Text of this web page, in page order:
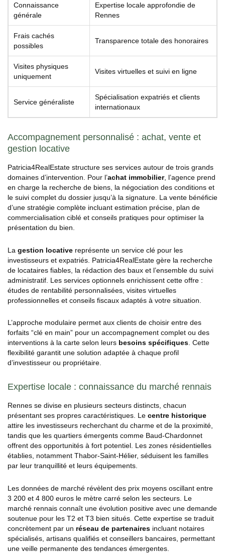
Connaissance
générale
Expertise locale approfondie de
Rennes
Frais cachés
possibles
Transparence totale des honoraires
Visites physiques
uniquement
Visites virtuelles et suivi en ligne
Service généraliste
Spécialisation expatriés et clients
internationaux
Accompagnement personnalisé : achat, vente et
gestion locative
Patricia4RealEstate structure ses services autour de trois grands
domaines d’intervention. Pour l’achat immobilier, l’agence prend
en charge la recherche de biens, la négociation des conditions et
le suivi complet du dossier jusqu’à la signature. La vente bénéficie
d’une stratégie complète incluant estimation précise, plan de
commercialisation ciblé et conseils pratiques pour optimiser la
présentation du bien.
La gestion locative représente un service clé pour les
investisseurs et expatriés. Patricia4RealEstate gère la recherche
de locataires fiables, la rédaction des baux et l’ensemble du suivi
administratif. Les services optionnels enrichissent cette offre :
études de rentabilité personnalisées, visites virtuelles
professionnelles et conseils fiscaux adaptés à votre situation.
L’approche modulaire permet aux clients de choisir entre des
forfaits “clé en main” pour un accompagnement complet ou des
interventions à la carte selon leurs besoins spécifiques . Cette
flexibilité garantit une solution adaptée à chaque profil
d’investisseur ou propriétaire.
Expertise locale : connaissance du marché rennais
Rennes se divise en plusieurs secteurs distincts, chacun
présentant ses propres caractéristiques. Le centre historique
attire les investisseurs recherchant du charme et de la proximité,
tandis que les quartiers émergents comme Baud-Chardonnet
offrent des opportunités à fort potentiel. Les zones résidentielles
établies, notamment Thabor-Saint-Hélier, séduisent les familles
par leur tranquillité et leurs équipements.
Les données de marché révèlent des prix moyens oscillant entre
3 200 et 4 800 euros le mètre carré selon les secteurs. Le
marché rennais connaît une évolution positive avec une demande
soutenue pour les T2 et T3 bien situés. Cette expertise se traduit
concrètement par un réseau de partenaires incluant notaires
spécialisés, artisans qualifiés et conseillers bancaires, permettant
une veille permanente des tendances émergentes.